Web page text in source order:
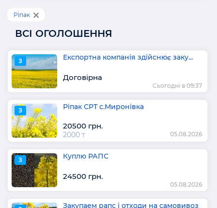
Ріпак
ВСІ ОГОЛОШЕННЯ
З Експортна компанія здійснює заку...
Договірна
Сьогодні в 09:37
З Ріпак СРТ с.Миронівка
20500 грн.
2000 т 05.08.2026
З Куплю РАПС
24500 грн.
05.08.2026
Закупаем рапс і отходи на самовивоз